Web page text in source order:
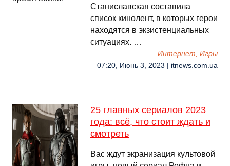
Станиславская составила
список кинолент, в которых герои
находятся в экзистенциальных
ситуациях. …
Интернет, Игры
07:20, Июнь 3, 2023 | itnews.com.ua
25 главных сериалов 2023
года: всё, что стоит ждать и
смотреть
Вас ждут экранизация культовой